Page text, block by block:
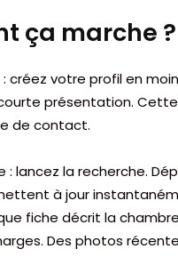
ça marche ?
créez votre profil en
présentation. Cette
de contact.
: lancez la recherche.
à jour
fiche décrit la
Des photos